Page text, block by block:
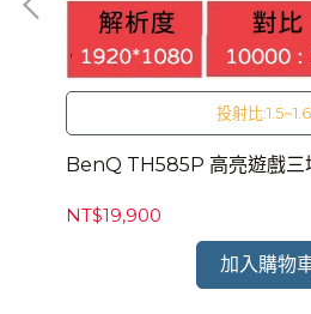
投射比
BenQ TH585P 高亮遊戲三
NT$19,900
加入購物